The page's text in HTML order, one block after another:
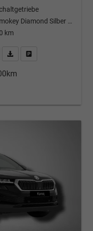
Smokey Diamond Silber Metallic
km
& Angebot anfordern
PDF-Datei, Fahrzeugexposé